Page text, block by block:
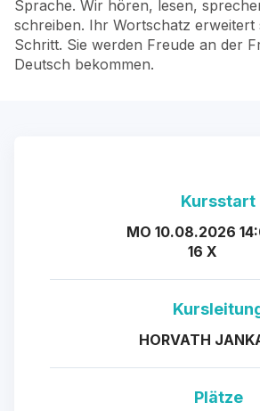
Sprache. Wir hören, lesen,
schreiben. Ihr Wortschatz
Schritt. Sie werden Freude an der
Deutsch bekommen.
Kursstart
MO 10.08.2026
16 X
HORVATH
Plätze